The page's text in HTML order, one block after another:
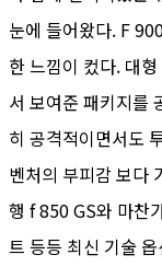
눈에 들어왔다. F
한 느낌이 컸다. 대
서 보여준 패키지를
히 공격적이면서도
벤처의 부피감 보다
행 f 850 GS와 마찬
트 등등 최신 기술